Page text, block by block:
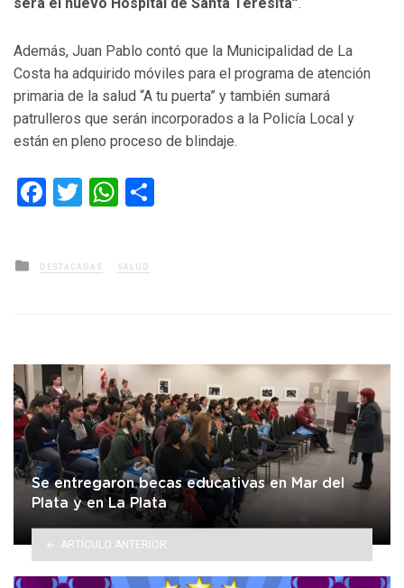
será el nuevo Hospital de Santa Teresita”.
Además, Juan Pablo contó que la Municipalidad de La
Costa ha adquirido móviles para el programa de atención
primaria de la salud “A tu puerta” y también sumará
patrulleros que serán incorporados a la Policía Local y
están en pleno proceso de blindaje.
Facebook
TwitterWhatsApp
Posted
in
DESTACADAS SALUD
Se entregaron becas educativas en Mar del
Plata y en La Plata
ARTÍCULO ANTERIOR